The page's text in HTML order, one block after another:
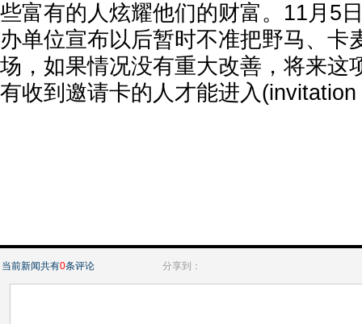
些富有的人炫耀他们的财富。11月5
办单位宣布以后暂时不准把野马、卡
场，如果情况没有重大改善，将来这
有收到邀请卡的人才能进入
当前新闻共有0条评论 分享到：